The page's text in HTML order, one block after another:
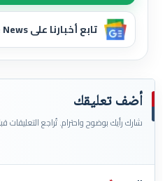
تابع أخبارنا على Google News
أضف تعليقك
شارك رأيك بوضوح واحترام. تُراجع التعليقات